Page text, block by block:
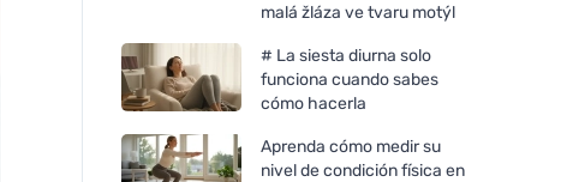
malá žláza ve tvaru motýl
# La siesta diurna solo
funciona cuando sabes
cómo hacerla
Aprenda cómo medir su
nivel de condición física en